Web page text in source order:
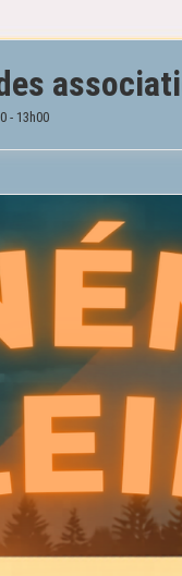
- 13h00